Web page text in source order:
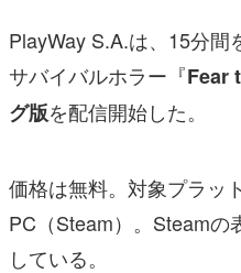
その他
電ファミニコゲーマーとは？
PlayWay S.A.は、15分間
サバイバルホラー『Fear
グ版を配信開始した。
価格は無料。対象プラッ
PC（Steam）。Steamの
している。